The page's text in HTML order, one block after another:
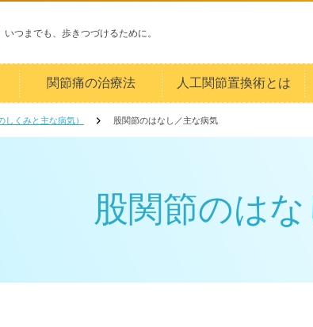
いつまでも、歩きつづけるために。
関節痛の治療法 人工関節置換術とは
しくみと主な病気） 股関節のはなし／主な病気
股関節のは